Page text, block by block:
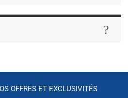
OFFRES ET EXCLUSIVITÉS